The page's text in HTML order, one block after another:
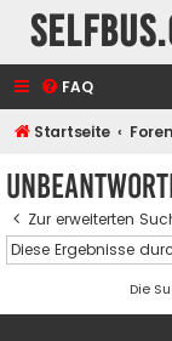
FAQ
Startseite
Zur erweiterten
Die